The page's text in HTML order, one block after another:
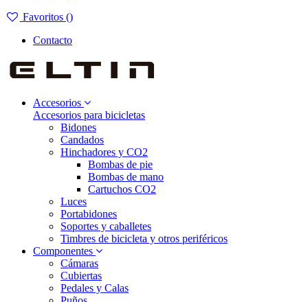
Favoritos ()
Contacto
Accesorios
Accesorios para bicicletas
Bidones
Candados
Hinchadores y CO2
Bombas de pie
Bombas de mano
Cartuchos CO2
Luces
Portabidones
Soportes y caballetes
Timbres de bicicleta y otros periféricos
Componentes
Cámaras
Cubiertas
Pedales y Calas